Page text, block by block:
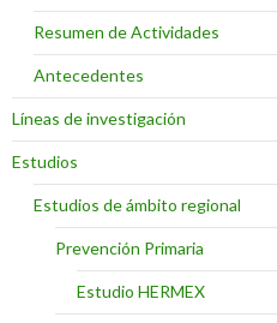
Resumen de Actividades
Antecedentes
Líneas de investigación
Estudios
Estudios de ámbito regional
Prevención Primaria
Estudio HERMEX